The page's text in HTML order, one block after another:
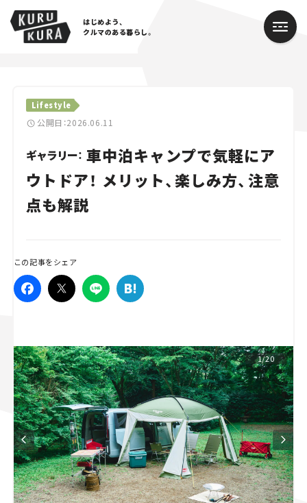
はじめよう、
クルマのある暮らし。
Lifestyle
公開日：2026.06.11
ギャラリー： 車中泊キャンプで気軽にア
ウトドア！ メリット、楽しみ方、注意
点も解説
この記事をシェア
1/20
Cars
Lifestyle
Traffic
Special
Campaign
人気のハッシュタグ